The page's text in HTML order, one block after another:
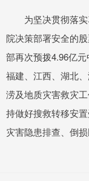
为坚决贯彻落实
院决策部署安全的
部再次预拨4.96亿元
福建、江西、湖北
涝及地质灾害救灾
持做好搜救转移安
灾害隐患排查、倒损